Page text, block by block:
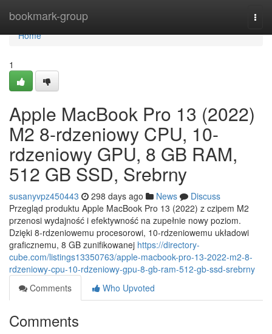
bookmark-group
Home
Home
1
Apple MacBook Pro 13 (2022)
M2 8-rdzeniowy CPU, 10-
rdzeniowy GPU, 8 GB RAM,
512 GB SSD, Srebrny
susanyvpz450443 298 days ago News
Discuss
Przegląd produktu Apple MacBook Pro 13 (2022) z czipem M2
przenosi wydajność i efektywność na zupełnie nowy poziom.
Dzięki 8-rdzeniowemu procesorowi, 10-rdzeniowemu układowi
graficznemu, 8 GB zunifikowanej https://directory-
cube.com/listings13350763/apple-macbook-pro-13-2022-m2-8-
rdzeniowy-cpu-10-rdzeniowy-gpu-8-gb-ram-512-gb-ssd-srebrny
Comments
Who Upvoted
Comments